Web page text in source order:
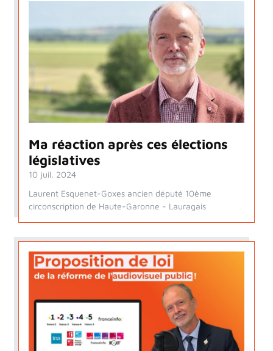
Ma réaction après ces élections
législatives
10 juil. 2024
Laurent Esquenet-Goxes ancien député 10ème
circonscription de Haute-Garonne - Lauragais